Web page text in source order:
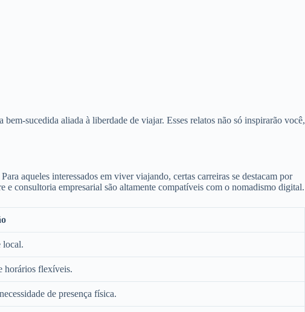
sucedida aliada à liberdade de viajar. Esses relatos não só inspirarão você,
aqueles interessados em viver viajando, certas carreiras se destacam por
consultoria empresarial são altamente compatíveis com o nomadismo digital.
local.
horários flexíveis.
de presença física.